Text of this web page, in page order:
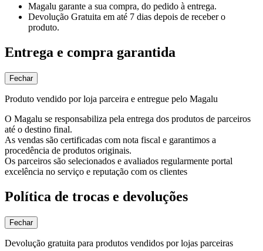
Magalu garante a sua compra, do pedido à entrega.
Devolução Gratuita em até 7 dias depois de receber o
produto.
Entrega e compra garantida
Fechar
Produto vendido por loja parceira e entregue pelo Magalu
O Magalu se responsabiliza pela entrega dos produtos de parceiros
até o destino final.
As vendas são certificadas com nota fiscal e garantimos a
procedência de produtos originais.
Os parceiros são selecionados e avaliados regularmente portal
excelência no serviço e reputação com os clientes
Política de trocas e devoluções
Fechar
Devolução gratuita para produtos vendidos por lojas parceiras